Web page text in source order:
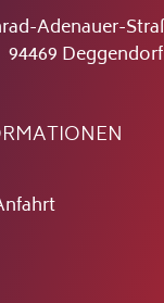
Adenauer-
94469 Deggendorf